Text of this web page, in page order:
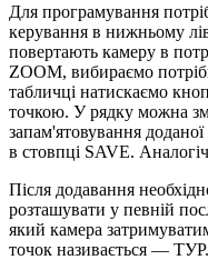
Для програмування
керування в нижньому
повертають камеру в
ZOOM, вибираємо
табличці натискаємо
точкою. У рядку можна
запам'ятовування
в стовпці SAVE.
Після додавання
розташувати у певній
який камера
точок називається — ТУР.